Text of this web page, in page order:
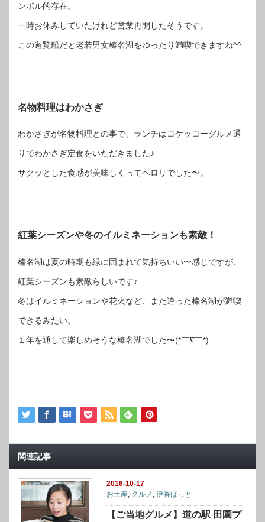
ンボル的存在。
一時お休みしていたけれど営業再開したそうです。
この遊覧船だと老若男女榛名湖をゆったり満喫できますね^^
名物料理はわかさぎ
わかさぎが名物料理との事で、ランチはコケッコーグルメ通
りでわかさぎ定食をいただきました♪
サクッとした食感が美味しくってペロリでした〜。
紅葉シーズンや冬のイルミネーションも素敵！
榛名湖は夏の時期も緑に囲まれて気持ちいい〜感じですが、
紅葉シーズンも素敵らしいです♪
冬はイルミネーションや花火など、また違った榛名湖が満喫
できるみたい。
１年を通して楽しめそうな榛名湖でした〜(*￣∇￣*)
関連記事
2016-10-17
お土産 グルメ ,伊香ほっと
【ご当地グルメ】道の駅 田園プ